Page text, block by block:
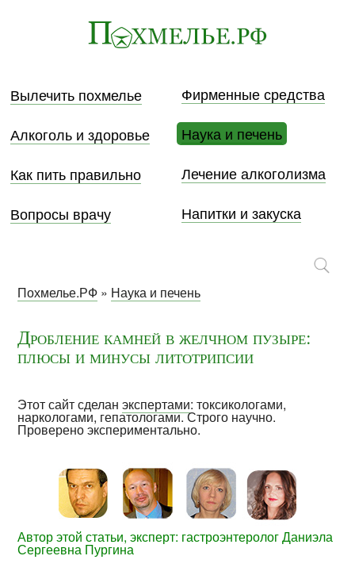
Вылечить похмелье
Фирменные средства
Алкоголь и здоровье
Наука и печень
Как пить правильно
Лечение алкоголизма
Вопросы врачу
Напитки и закуска
Похмелье.РФ » Наука и печень
Дробление камней в желчном пузыре:
плюсы и минусы литотрипсии
Этот сайт сделанэкспертами: токсикологами,
наркологами, гепатологами. Строго научно.
Проверено экспериментально.
Автор этой статьи, эксперт: гастроэнтеролог Даниэла
Сергеевна Пургина